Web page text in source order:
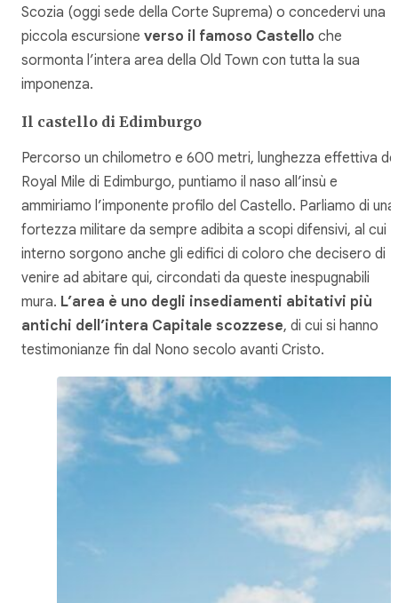
Scozia (oggi sede della Corte Suprema) o concedervi una
piccola escursione verso il famoso Castello che
sormonta l’intera area della Old Town con tutta la sua
imponenza.
Il castello di Edimburgo
Percorso un chilometro e 600 metri, lunghezza effettiva
Royal Mile di Edimburgo, puntiamo il naso all’insù e
ammiriamo l’imponente profilo del Castello. Parliamo di una
fortezza militare da sempre adibita a scopi difensivi, al cui
interno sorgono anche gli edifici di coloro che decisero di
venire ad abitare qui, circondati da queste inespugnabili
mura. L’area è uno degli insediamenti abitativi più
antichi dell’intera Capitale scozzese, di cui si hanno
testimonianze fin dal Nono secolo avanti Cristo.